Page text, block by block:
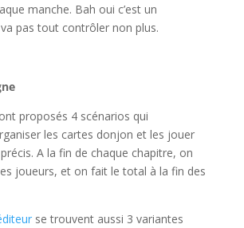
manche. Bah oui c’est un
pas tout contrôler non plus.
proposés 4 scénarios qui
les cartes donjon et les jouer
A la fin de chaque chapitre, on
joueurs, et on fait le total à la fin des
se trouvent aussi 3 variantes